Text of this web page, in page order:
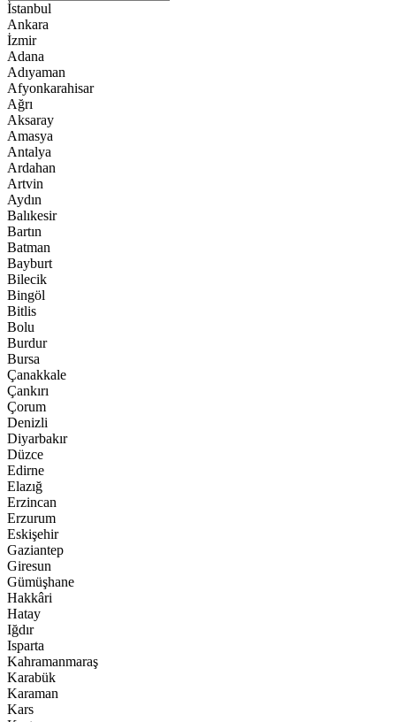
İstanbul
Ankara
İzmir
Adana
Adıyaman
Afyonkarahisar
Ağrı
Aksaray
Amasya
Antalya
Ardahan
Artvin
Aydın
Balıkesir
Bartın
Batman
Bayburt
Bilecik
Bingöl
Bitlis
Bolu
Burdur
Bursa
Çanakkale
Çankırı
Çorum
Denizli
Diyarbakır
Düzce
Edirne
Elazığ
Erzincan
Erzurum
Eskişehir
Gaziantep
Giresun
Gümüşhane
Hakkâri
Hatay
Iğdır
Isparta
Kahramanmaraş
Karabük
Karaman
Kars